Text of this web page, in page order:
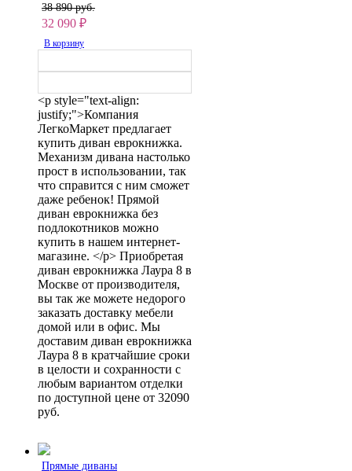
38 890 руб.
32 090 ₽
В корзину
<p style="text-align:
justify;">Компания
ЛегкоМаркет предлагает
купить диван еврокнижка.
Механизм дивана настолько
прост в использовании, так
что справится с ним сможет
даже ребенок! Прямой
диван еврокнижка без
подлокотников можно
купить в нашем интернет-
магазине. </p> Приобретая
диван еврокнижка Лаура 8 в
Москве от производителя,
вы так же можете недорого
заказать доставку мебели
домой или в офис. Мы
доставим диван еврокнижка
Лаура 8 в кратчайшие сроки
в целости и сохранности с
любым вариантом отделки
по доступной цене от 32090
руб.
Прямые диваны